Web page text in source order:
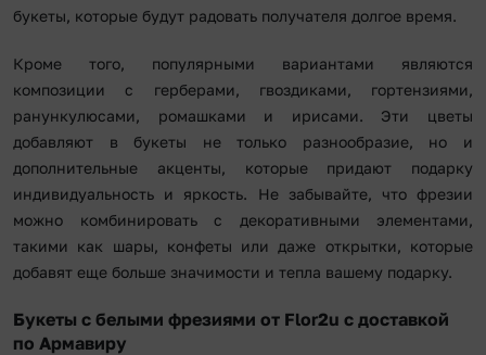
букеты, которые будут радовать получателя долгое время.
Кроме того, популярными вариантами являются
композиции с герберами, гвоздиками, гортензиями,
ранункулюсами, ромашками и ирисами. Эти цветы
добавляют в букеты не только разнообразие, но и
дополнительные акценты, которые придают подарку
индивидуальность и яркость. Не забывайте, что фрезии
можно комбинировать с декоративными элементами,
такими как шары, конфеты или даже открытки, которые
добавят еще больше значимости и тепла вашему подарку.
Букеты с белыми фрезиями от Flor2u с доставкой
по Армавиру